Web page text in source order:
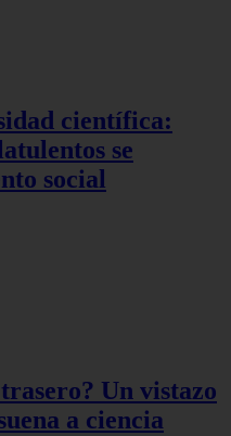
científica:
se
social
Un vistazo
a ciencia